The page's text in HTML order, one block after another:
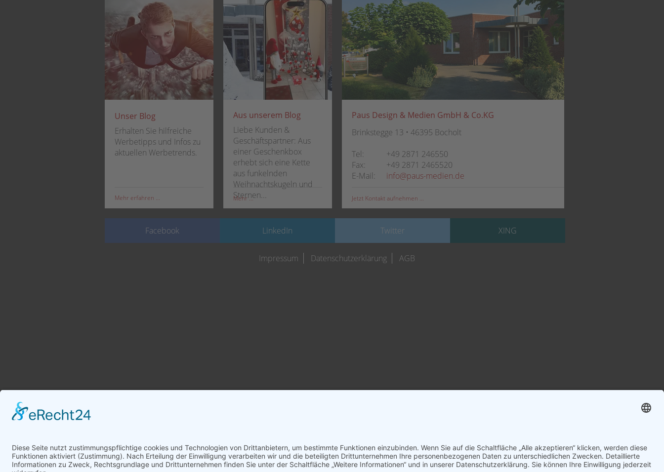
Unser Blog
Erhalten Sie hilfreiche
Werbetipps und Infos zu
aktuellen Werbetrends.
Mehr erfahren ...
Aus unserem Blog
Liebe Kunden &
Geschäftspartner: Aus
einer Geschenkbox
erhebt sich eine Kette
aus funkelnden
Weihnachtskugeln und
Sternen...
Mehr ...
Paus Design & Medien GmbH & Co.KG
Brinkstegge 13 • 46395 Bocholt
Tel:
+49 2871 246550
Fax:
+49 2871 2465520
E-Mail:
info@paus-medien.de
Jetzt Kontakt aufnehmen ...
Facebook LinkedIn Twitter XING
Impressum Datenschutzerklärung AGB